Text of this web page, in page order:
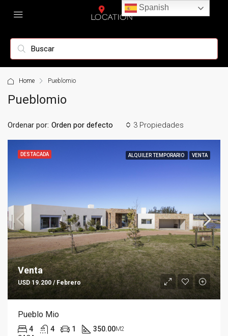
Home Pueblomio
Pueblomio
3 Propiedades
Ordenar por: Orden por defecto
DESTACADA ALQUILER TEMPORARIO VENTA
Venta
USD 19.200 / Febrero
Pueblo Mio
4 4 1 350.00M2
Spanish